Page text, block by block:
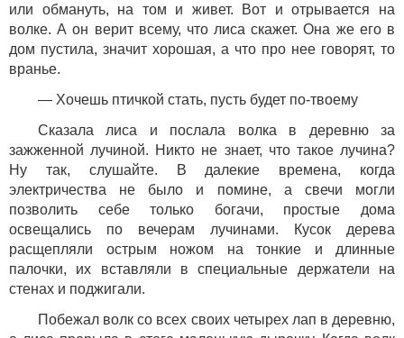
или обмануть, на том и живет. Вот и отрывается на
волке. А он верит всему, что лиса скажет. Она же его в
дом пустила, значит хорошая, а что про нее говорят, то
вранье.
— Хочешь птичкой стать, пусть будет по-твоему
Сказала лиса и послала волка в деревню за
зажженной лучиной. Никто не знает, что такое лучина?
Ну так, слушайте. В далекие времена, когда
электричества не было и помине, а свечи могли
позволить себе только богачи, простые дома
освещались по вечерам лучинами. Кусок дерева
расщепляли острым ножом на тонкие и длинные
палочки, их вставляли в специальные держатели на
стенах и поджигали.
Побежал волк со всех своих четырех лап в деревню,